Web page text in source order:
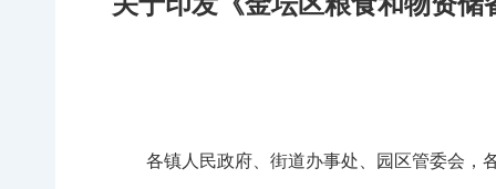
各镇人民政府、街道办事处、园区管委会，